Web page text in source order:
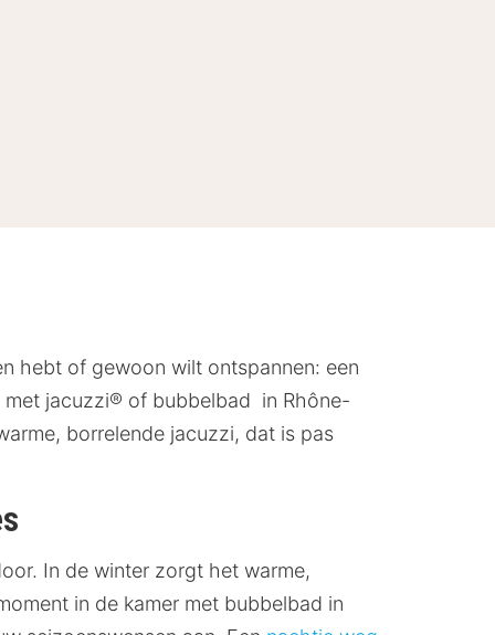
hebt of gewoon wilt ontspannen: een
jacuzzi® of bubbelbad in Rhône-
borrelende jacuzzi, dat is pas
In de winter zorgt het warme,
in de kamer met bubbelbad in